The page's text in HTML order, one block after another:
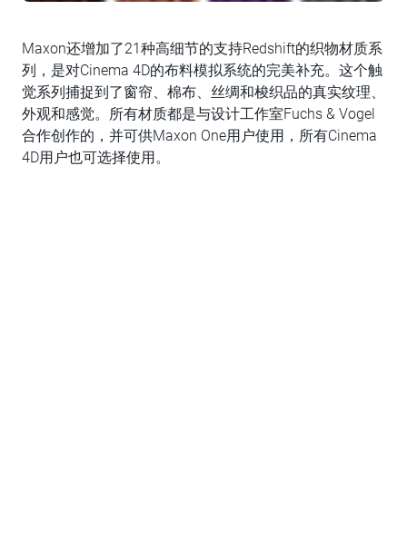
Maxon还增加了21种高细节的支持Redshift的织物材质系
列，是对Cinema 4D的布料模拟系统的完美补充。这个触
觉系列捕捉到了窗帘、棉布、丝绸和梭织品的真实纹理、
外观和感觉。所有材质都是与设计工作室Fuchs & Vogel
合作创作的，并可供Maxon One用户使用，所有Cinema
4D用户也可选择使用。